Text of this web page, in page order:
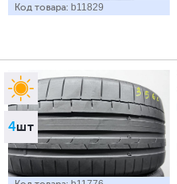
Код товара: b11829
4шт